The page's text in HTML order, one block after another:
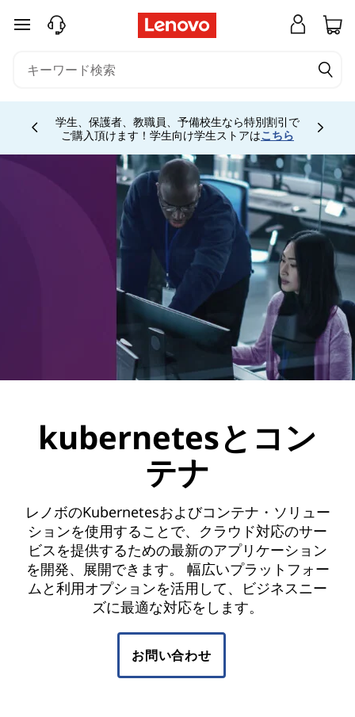
メインコンテンツにスキップする
学生、保護者、教職員、予備校生なら特別割引で
ご購入頂けます！学生向け学生ストアはこちら
Currently displaying item 4 of
kubernetesとコン
テナ
レノボのKubernetesおよびコンテナ・ソリュー
ションを使用することで、クラウド対応のサー
ビスを提供するための最新のアプリケーション
を開発、展開できます。 幅広いプラットフォー
ムと利用オプションを活用して、ビジネスニー
ズに最適な対応をします。
お問い合わせ